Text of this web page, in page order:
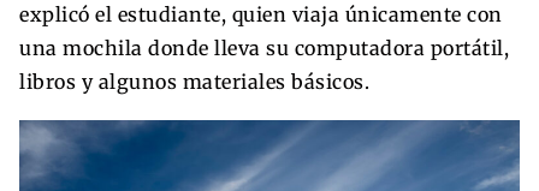
explicó el estudiante, quien viaja únicamente con
una mochila donde lleva su computadora portátil,
libros y algunos materiales básicos.